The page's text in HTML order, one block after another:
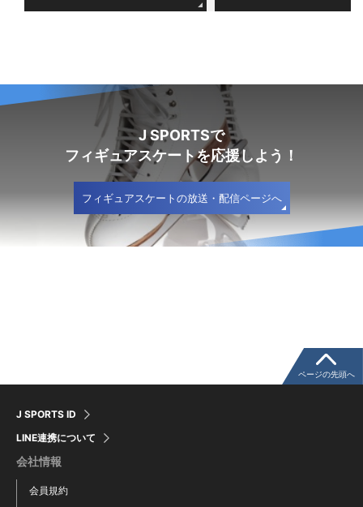
J SPORTSで
フィギュアスケートを応援しよう！
フィギュアスケートの放送・配信ページへ
J SPORTS ID
LINE連携について
会社情報
会員規約
ページの先頭へ